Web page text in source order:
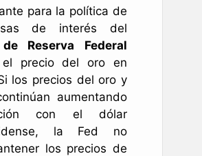
para la política de
de interés del
Reserva Federal
el precio del oro en
los precios del oro y
aumentando
con el dólar
la Fed no
los precios de